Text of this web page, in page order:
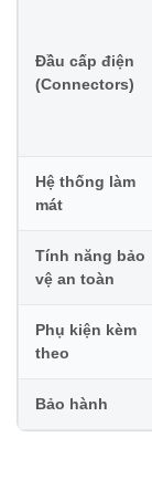
Đầu cấp điện
(Connectors)
Hệ thống làm
mát
Tính năng bảo
vệ an toàn
Phụ kiện kèm
theo
Bảo hành